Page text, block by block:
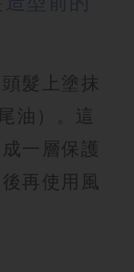
髮上塗抹
油）。這
一層保護
再使用風